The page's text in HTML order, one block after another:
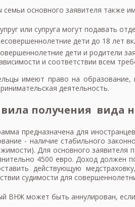
семьи основного заявителя также
или супруга могут подавать
дети до 18 лет
дети и родители
и соответствии всем
имеют право на
деятельность.
получения вида
предназначена для
- наличие стабильного
Для основного заявителя
4500 евро. Доход должен
действующую
судимости для
ВНЖ может быть аннулирован, если